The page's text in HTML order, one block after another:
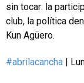
sin tocar: la
club, la política
Kun Agüero.
#abrilacancha |